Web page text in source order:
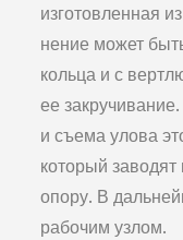
изготовленная
нение может
кольца и с
ее
и съема улова
который
опору. В
рабочим узлом.